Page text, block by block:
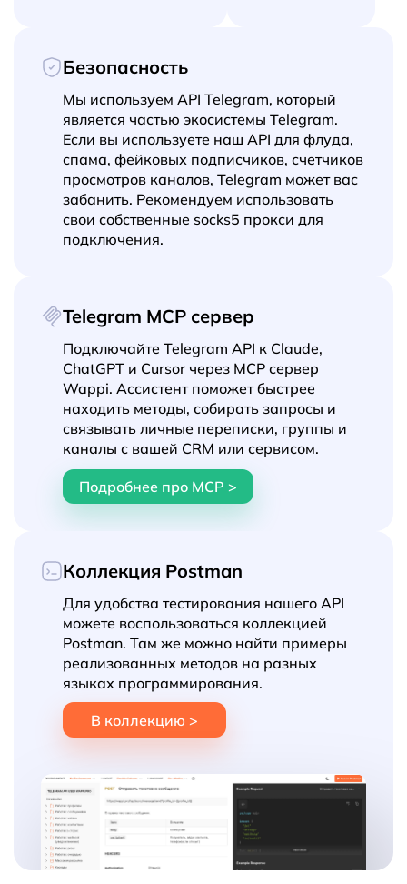
Безопасность
Мы используем API Telegram, который
является частью экосистемы Telegram.
Если вы используете наш API для флуда,
спама, фейковых подписчиков, счетчиков
просмотров каналов, Telegram может вас
забанить. Рекомендуем использовать
свои собственные socks5 прокси для
подключения.
Telegram MCP сервер
Подключайте Telegram API к Claude,
ChatGPT и Cursor через MCP сервер
Wappi. Ассистент поможет быстрее
находить методы, собирать запросы и
связывать личные переписки, группы и
каналы с вашей CRM или сервисом.
Подробнее про MCP >
Коллекция Postman
Для удобства тестирования нашего API
можете воспользоваться коллекцией
Postman. Там же можно найти примеры
реализованных методов на разных
языках программирования.
В коллекцию >